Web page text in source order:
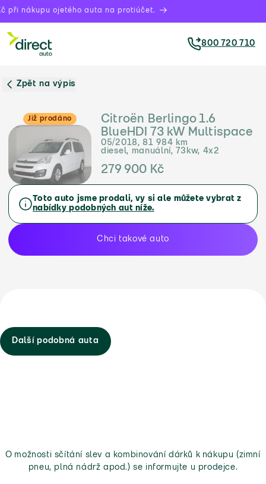
při nákupu ojetého auta na protiúčet.
800 720 710
Zpět na výpis
Již prodáno
Citroën Berlingo 1.6
BlueHDI 73 kW Multispace
05/2018, 81 984 km
diesel, manuální, 73kw, 4x2
279 900 Kč
Toto auto jsme prodali, vy si ale můžete vybrat z
nabídky podobných aut níže.
Chci takové auto
Další podobná auta
O možnosti sčítání slev a kombinování dárků k nákupu (zimní
pneu, plná nádrž apod.) se informujte u prodejce.